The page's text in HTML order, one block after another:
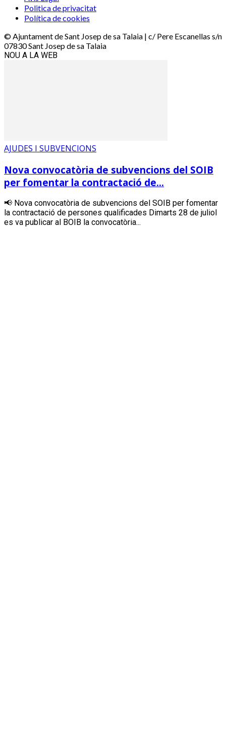
Politica de privacitat
Política de cookies
© Ajuntament de Sant Josep de sa Talaia | c/ Pere Escanellas s/n
07830 Sant Josep de sa Talaia
NOU A LA WEB
AJUDES I SUBVENCIONS
Nova convocatòria de subvencions del SOIB
per fomentar la contractació de...
📢 Nova convocatòria de subvencions del SOIB per fomentar
la contractació de persones qualificades Dimarts 28 de juliol
es va publicar al BOIB la convocatòria...